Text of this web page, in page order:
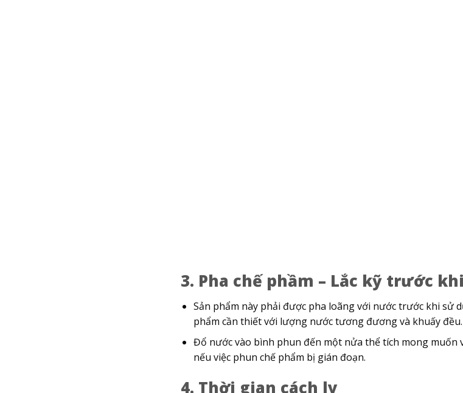
3. Pha chế phầm – Lắc kỹ trước
Sản phẩm này phải được pha loãng với nước trước khi sử
phẩm cần thiết với lượng nước tương đương và khuấy đều.
Đổ nước vào bình phun đến một nửa thể tích mong muốn
nếu việc phun chế phẩm bị gián đoạn.
4. Thời gian cách ly